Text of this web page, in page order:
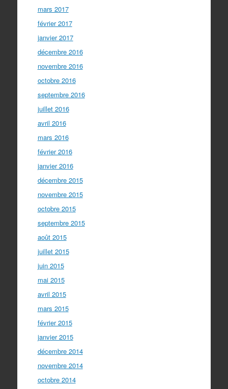
mars 2017
février 2017
janvier 2017
décembre 2016
novembre 2016
octobre 2016
septembre 2016
juillet 2016
avril 2016
mars 2016
février 2016
janvier 2016
décembre 2015
novembre 2015
octobre 2015
septembre 2015
août 2015
juillet 2015
juin 2015
mai 2015
avril 2015
mars 2015
février 2015
janvier 2015
décembre 2014
novembre 2014
octobre 2014